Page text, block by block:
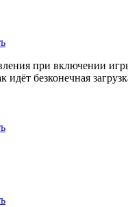
при включении
идёт безконечная